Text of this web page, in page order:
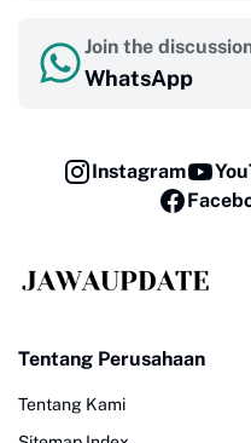
Join the
WhatsApp
Instagram
Tentang Perusahaan
Tentang Kami